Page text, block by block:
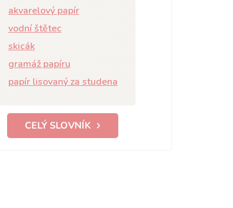
akvarelový papír
vodní štětec
skicák
gramáž papíru
papír lisovaný za studena
CELÝ SLOVNÍK